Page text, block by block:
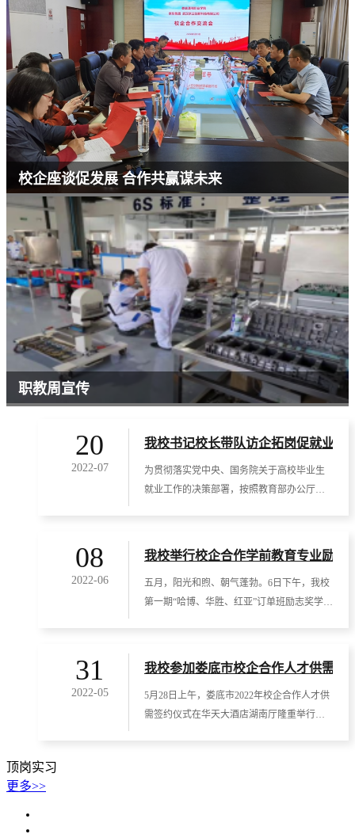
校企座谈促发展 合作共赢谋未来
职教周宣传
20
2022-07
我校书记校长带队访企拓岗促就业
为贯彻落实党中央、国务院关于高校毕业生
就业工作的决策部署，按照教育部办公厅
08
2022-06
我校举行校企合作学前教育专业励志
五月，阳光和煦、朝气蓬勃。6日下午，我校
第一期“哈博、华胜、红亚”订单班励志奖学金
31
2022-05
我校参加娄底市校企合作人才供需签
5月28日上午，娄底市2022年校企合作人才供
需签约仪式在华天大酒店湖南厅隆重举行。
顶岗实习
更多>>